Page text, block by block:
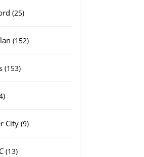
2525
152152
153153
34
City 99
1313